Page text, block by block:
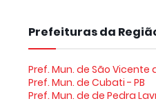
Prefeituras da
Pref. Mun. de São Vicente
Pref. Mun. de Cubati - PB
Pref. Mun. de de Pedra